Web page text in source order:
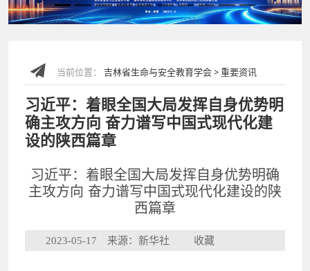
当前位置： 吉林省生命与安全教育学会 > 重要资讯
习近平：着眼全国大局发挥自身优势明
确主攻方向 奋力谱写中国式现代化建
设的陕西篇章
习近平：着眼全国大局发挥自身优势明确
主攻方向 奋力谱写中国式现代化建设的陕
西篇章
2023-05-17 来源：新华社 收藏